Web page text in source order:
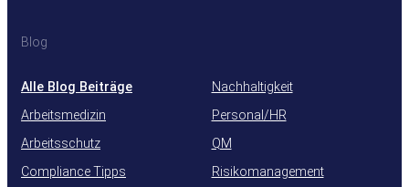
Blog
Alle Blog Beiträge
Arbeitsmedizin
Arbeitsschutz
Compliance Tipps
Nachhaltigkeit
Personal/HR
QM
Risikomanagement